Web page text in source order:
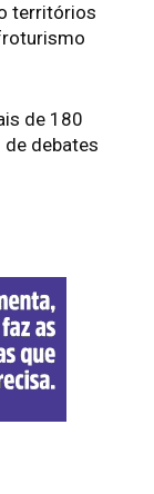
territórios
de 180
debates